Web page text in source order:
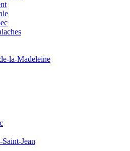
la-Madeleine
Jean